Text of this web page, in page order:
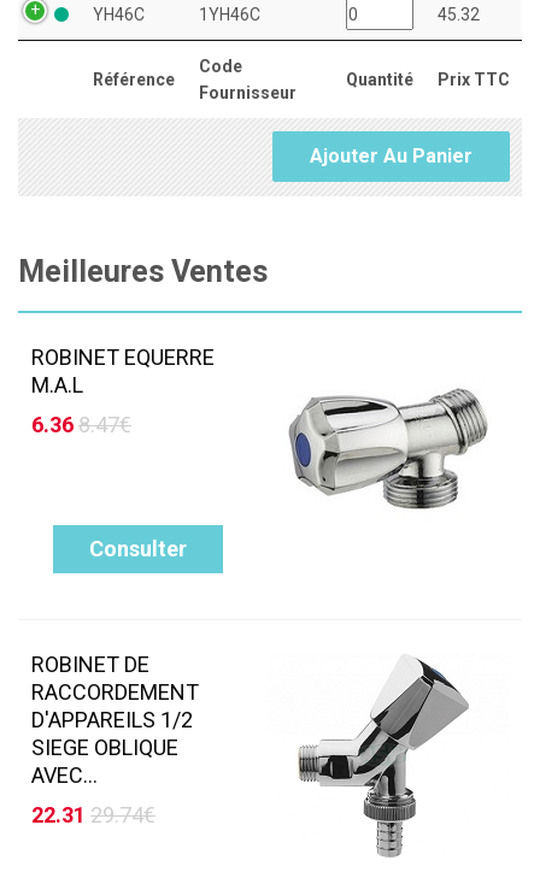
Référence
Code
Fournisseur
Quantité Prix TTC
YH46C 1YH46C 45.32
Ajouter Au Panier
Meilleures Ventes
ROBINET EQUERRE
M.A.L
6.368.47€
Consulter
ROBINET DE
RACCORDEMENT
D'APPAREILS 1/2
SIEGE OBLIQUE
AVEC...
22.31 29.74€